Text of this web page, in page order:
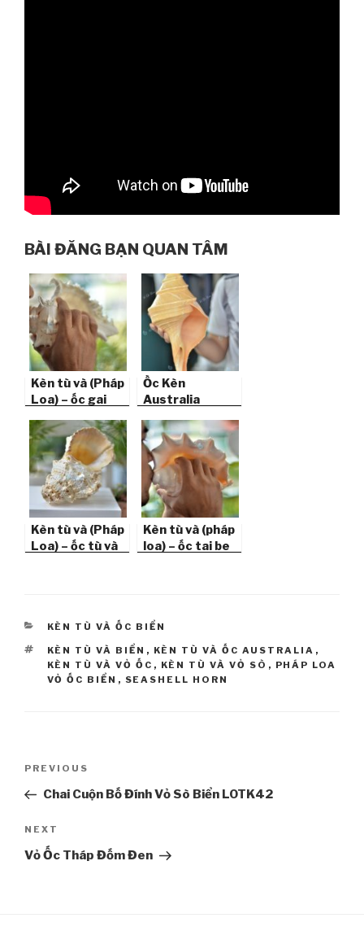
BÀI ĐĂNG BẠN QUAN TÂM
Kèn tù và (Pháp
Loa) – ốc gai
Ốc Kèn
Australia
Trumpet Shell)
Kèn tù và (Pháp
Loa) – ốc tù và
Kèn tù và (pháp
loa) – ốc tai be
CATEGORIES
KÈN TÙ VÀ ỐC BIỂN
TAGS
KÈN TÙ VÀ BIỂN , KÈN TÙ VÀ ỐC AUSTRALIA ,
KÈN TÙ VÀ VỎ ỐC , KÈN TÙ VÀ VỎ SÒ , PHÁP LOA
VỎ ỐC BIỂN , SEASHELL HORN
Post
Previous
Post
PREVIOUS
Chai Cuộn Bố Đính Vỏ Sò Biển LOTK42
Next
Post
NEXT
Vỏ Ốc Tháp Đốm Đen